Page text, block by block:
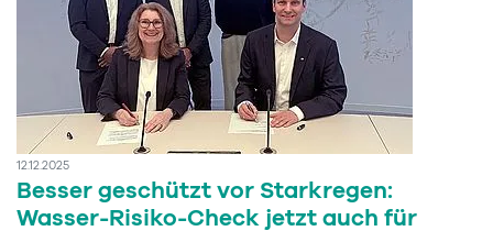
12.12.2025
Besser geschützt vor Starkregen:
Wasser-Risiko-Check jetzt auch für